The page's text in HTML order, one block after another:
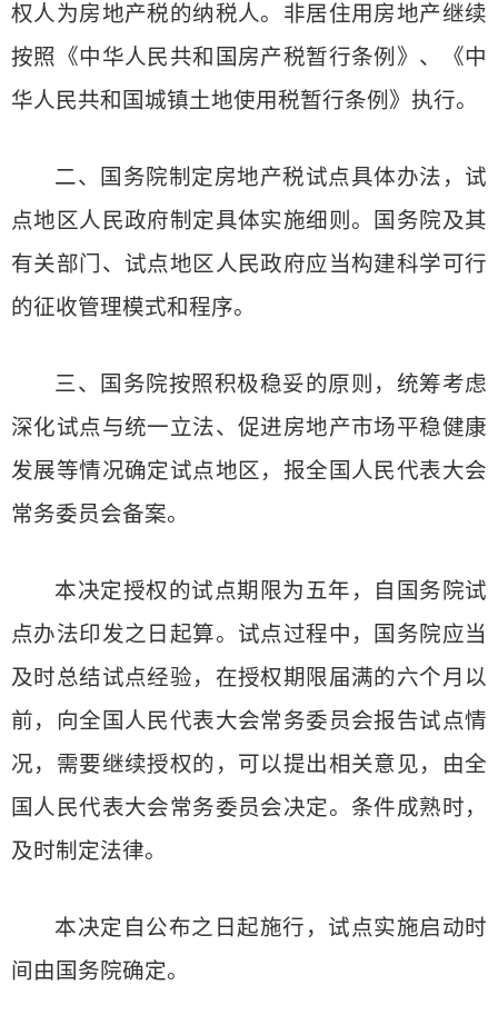
权人为房地产税的纳税人。非居住用房地产继续
按照《中华人民共和国房产税暂行条例》、《中
华人民共和国城镇土地使用税暂行条例》执行。
二、国务院制定房地产税试点具体办法，试
点地区人民政府制定具体实施细则。国务院及其
有关部门、试点地区人民政府应当构建科学可行
的征收管理模式和程序。
三、国务院按照积极稳妥的原则，统筹考虑
深化试点与统一立法、促进房地产市场平稳健康
发展等情况确定试点地区，报全国人民代表大会
常务委员会备案。
本决定授权的试点期限为五年，自国务院试
点办法印发之日起算。试点过程中，国务院应当
及时总结试点经验，在授权期限届满的六个月以
前，向全国人民代表大会常务委员会报告试点情
况，需要继续授权的，可以提出相关意见，由全
国人民代表大会常务委员会决定。条件成熟时，
及时制定法律。
本决定自公布之日起施行，试点实施启动时
间由国务院确定。